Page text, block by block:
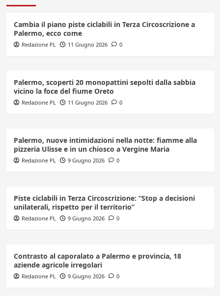
Cambia il piano piste ciclabili in Terza Circoscrizione a
Palermo, ecco come
Redazione PL 11 Giugno 2026 0
Palermo, scoperti 20 monopattini sepolti dalla sabbia
vicino la foce del fiume Oreto
Redazione PL 11 Giugno 2026 0
Palermo, nuove intimidazioni nella notte: fiamme alla
pizzeria Ulisse e in un chiosco a Vergine Maria
Redazione PL 9 Giugno 2026 0
Piste ciclabili in Terza Circoscrizione: “Stop a decisioni
unilaterali, rispetto per il territorio”
Redazione PL 9 Giugno 2026 0
Contrasto al caporalato a Palermo e provincia, 18
aziende agricole irregolari
Redazione PL 9 Giugno 2026 0